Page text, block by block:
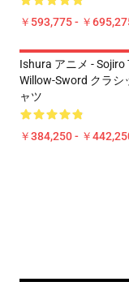
￥593,775 - ￥
Ishura アニメ - Sojiro
Willow-Sword クラシ
ャツ
￥384,250 - ￥